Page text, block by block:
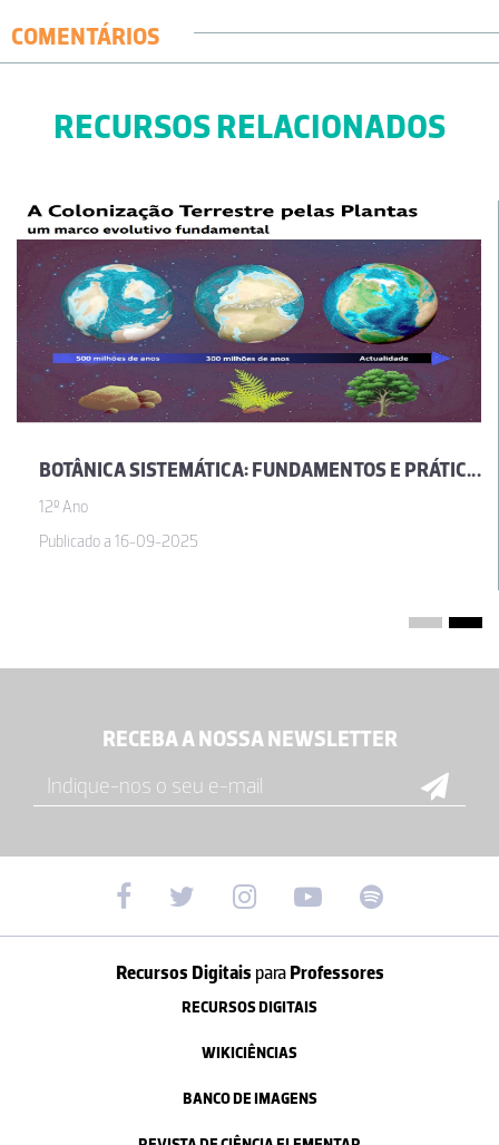
COMENTÁRIOS
RECURSOS RELACIONADOS
BOTÂNICA SISTEMÁTICA: FUNDAMENTOS E PRÁTICAS | A COLONIZAÇÃO TERRESTRE PELAS PLANTAS, UM MARCO EVOLUTIVO FUNDAMENTAL (VOL. II)
12º Ano
Publicado a 16-09-2025
RECEBA A NOSSA NEWSLETTER
Recursos Digitais paraProfessores
RECURSOS DIGITAIS
WIKICIÊNCIAS
BANCO DE IMAGENS